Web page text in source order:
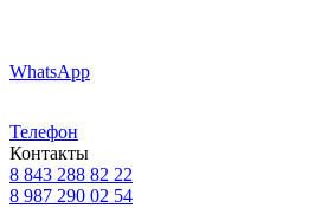
WhatsApp
Телефон
Контакты
8 843 288 82 22
8 987 290 02 54